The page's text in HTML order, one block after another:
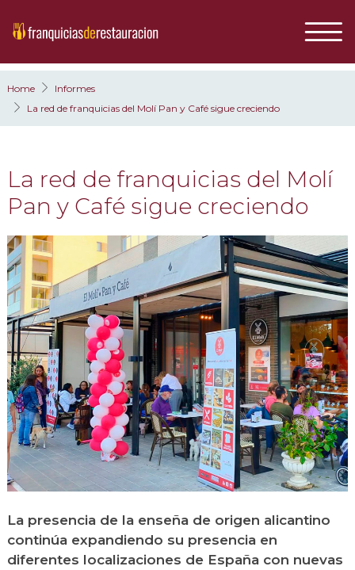
Home
Informes
La red de franquicias del Molí Pan y Café sigue creciendo
La red de franquicias del Molí
Pan y Café sigue creciendo
La presencia de la enseña de origen alicantino
continúa expandiendo su presencia en
diferentes localizaciones de España con nuevas